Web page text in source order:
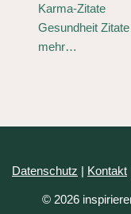
Karma-Zitate
Gesundheit Zitate
mehr…
Datenschutz | Kontakt
© 2026